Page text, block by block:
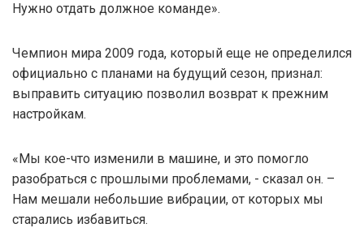
Нужно отдать должное команде».
Чемпион мира 2009 года, который еще не определился
официально с планами на будущий сезон, признал:
выправить ситуацию позволил возврат к прежним
настройкам.
«Мы кое-что изменили в машине, и это помогло
разобраться с прошлыми проблемами, - сказал он. –
Нам мешали небольшие вибрации, от которых мы
старались избавиться.